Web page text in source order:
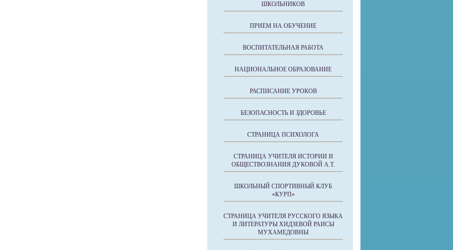
ШКОЛЬНИКОВ
ПРИЕМ НА ОБУЧЕНИЕ
ВОСПИТАТЕЛЬНАЯ РАБОТА
НАЦИОНАЛЬНОЕ ОБРАЗОВАНИЕ
РАСПИСАНИЕ УРОКОВ
БЕЗОПАСНОСТЬ И ЗДОРОВЬЕ
СТРАНИЦА ПСИХОЛОГА
СТРАНИЦА УЧИТЕЛЯ ИСТОРИИ И
ОБЩЕСТВОЗНАНИЯ ДУКОВОЙ А.Т.
ШКОЛЬНЫЙ СПОРТИВНЫЙ КЛУБ
«КУРП»
СТРАНИЦА УЧИТЕЛЯ РУССКОГО ЯЗЫКА
И ЛИТЕРАТУРЫ ХИДЗЕВОЙ РАИСЫ
МУХАМЕДОВНЫ